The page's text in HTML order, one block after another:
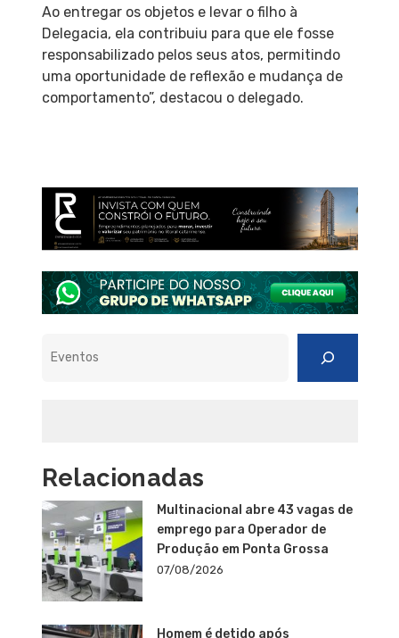
Ao entregar os objetos e levar o filho à
Delegacia, ela contribuiu para que ele fosse
responsabilizado pelos seus atos, permitindo
uma oportunidade de reflexão e mudança de
comportamento”, destacou o delegado.
Relacionadas
Multinacional abre 43 vagas de
emprego para Operador de
Produção em Ponta Grossa
07/08/2026
Homem é detido após